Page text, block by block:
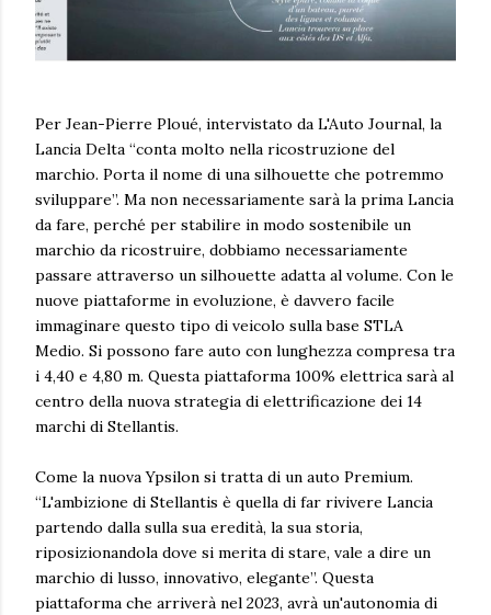
Per Jean-Pierre Ploué, intervistato da L'Auto Journal, la
Lancia Delta “conta molto nella ricostruzione del
marchio. Porta il nome di una silhouette che potremmo
sviluppare”. Ma non necessariamente sarà la prima Lancia
da fare, perché per stabilire in modo sostenibile un
marchio da ricostruire, dobbiamo necessariamente
passare attraverso un silhouette adatta al volume. Con le
nuove piattaforme in evoluzione, è davvero facile
immaginare questo tipo di veicolo sulla base STLA
Medio. Si possono fare auto con lunghezza compresa tra
i 4,40 e 4,80 m. Questa piattaforma 100% elettrica sarà al
centro della nuova strategia di elettrificazione dei 14
marchi di Stellantis.
Come la nuova Ypsilon si tratta di un auto Premium.
“L'ambizione di Stellantis è quella di far rivivere Lancia
partendo dalla sulla sua eredità, la sua storia,
riposizionandola dove si merita di stare, vale a dire un
marchio di lusso, innovativo, elegante”. Questa
piattaforma che arriverà nel 2023, avrà un'autonomia di